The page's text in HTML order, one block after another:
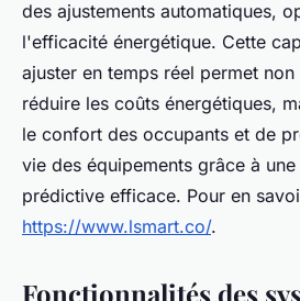
des ajustements automatiques,
l'efficacité énergétique. Cette
ajuster en temps réel permet non
réduire les coûts énergétiques,
le confort des occupants et de
vie des équipements grâce à
prédictive efficace. Pour en
https://www.lsmart.co/.
Fonctionnalités des